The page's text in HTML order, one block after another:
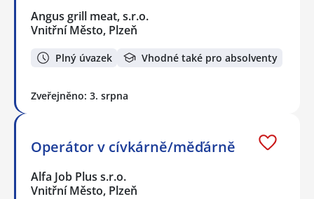
Angus grill meat, s.r.o.
Vnitřní Město, Plzeň
Plný úvazek Vhodné také pro absolventy
Zveřejněno: 3. srpna
Operátor v cívkárně/měďárně
Alfa Job Plus s.r.o.
Vnitřní Město, Plzeň